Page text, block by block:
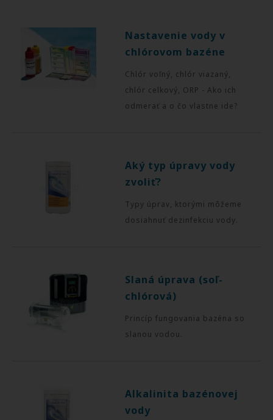
Nastavenie vody v
chlórovom bazéne
Chlór voľný, chlór viazaný,
chlór celkový, ORP - Ako ich
odmerať a o čo vlastne ide?
Aký typ úpravy vody
zvoliť?
Typy úprav, ktorými môžeme
dosiahnuť dezinfekciu vody.
Slaná úprava (soľ-
chlórová)
Princíp fungovania bazéna so
slanou vodou.
Alkalinita bazénovej
vody